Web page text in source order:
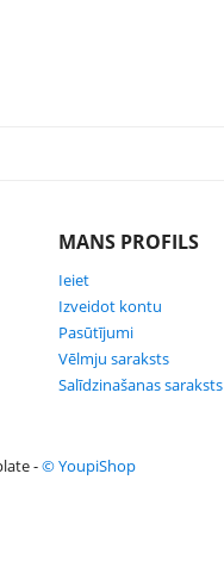
MANS PROFILS
Ieiet
Izveidot kontu
Pasūtījumi
Vēlmju saraksts
Salīdzinašanas saraksts
-© YoupiShop